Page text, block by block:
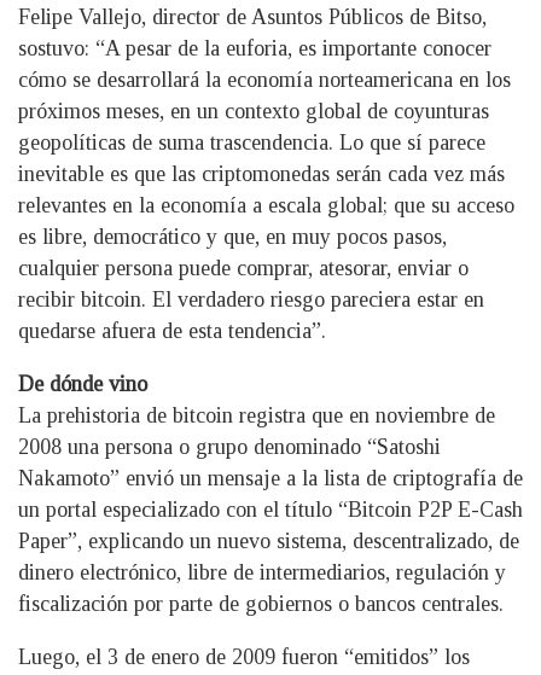
Felipe Vallejo, director de Asuntos Públicos de Bitso,
sostuvo: “A pesar de la euforia, es importante conocer
cómo se desarrollará la economía norteamericana en los
próximos meses, en un contexto global de coyunturas
geopolíticas de suma trascendencia. Lo que sí parece
inevitable es que las criptomonedas serán cada vez más
relevantes en la economía a escala global; que su acceso
es libre, democrático y que, en muy pocos pasos,
cualquier persona puede comprar, atesorar, enviar o
recibir bitcoin. El verdadero riesgo pareciera estar en
quedarse afuera de esta tendencia”.
De dónde vino
La prehistoria de bitcoin registra que en noviembre de
2008 una persona o grupo denominado “Satoshi
Nakamoto” envió un mensaje a la lista de criptografía de
un portal especializado con el título “Bitcoin P2P E-Cash
Paper”, explicando un nuevo sistema, descentralizado, de
dinero electrónico, libre de intermediarios, regulación y
fiscalización por parte de gobiernos o bancos centrales.
Luego, el 3 de enero de 2009 fueron “emitidos” los